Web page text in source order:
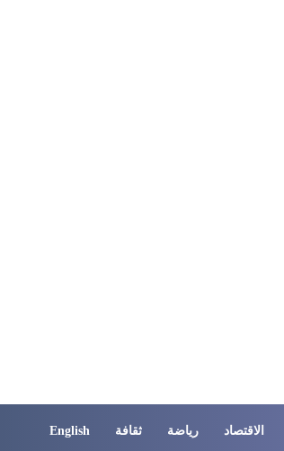
الاقتصاد رياضة ثقافة English